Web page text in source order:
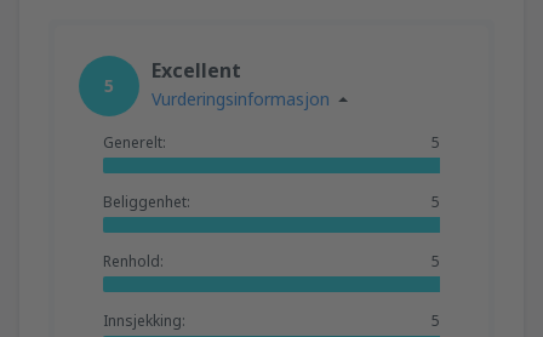
5
Excellent
Vurderingsinformasjon
Generelt: 5
Beliggenhet: 5
Renhold: 5
Innsjekking: 5